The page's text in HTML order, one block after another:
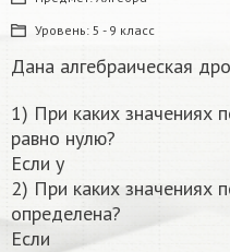
Уровень: 5 - 9 класс
Дана алгебраическая
1) При каких значениях
равно нулю?
Если y
2) При каких значениях
определена?
Если